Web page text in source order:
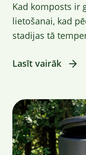
Kad komposts ir
lietošanai, kad
stadijas tā
Lasīt vairāk